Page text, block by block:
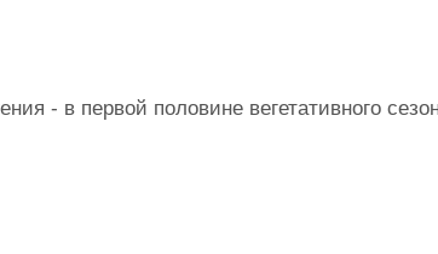
- в первой половине вегетативного